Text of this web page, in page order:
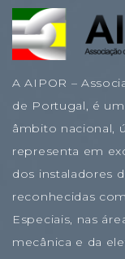
A AIPOR –
de Portugal, é
âmbito nacional,
representa em
dos instaladores
reconhecidas
Especiais, nas
mecânica e da